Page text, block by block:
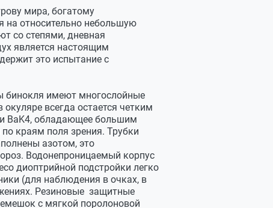
мира, богатому
на относительно небольшую
со степями, дневная
является настоящим
это испытание с
бинокля имеют многослойные
всегда остается четким
BaK4, обладающее большим
краям поля зрения. Трубки
азотом, это
Водонепроницаемый корпус
диоптрийной подстройки легко
(для наблюдения в очках, в
Резиновые защитные
с мягкой поролоновой